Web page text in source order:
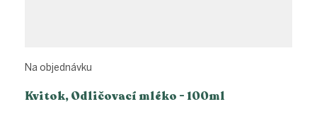
Kvitok, Odličovací mléko - 100ml
Na objednávku